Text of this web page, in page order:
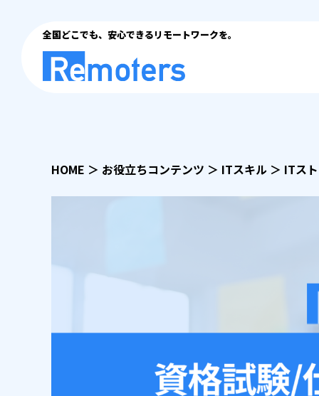
全国どこでも、安心できるリモートワークを。
HOME ＞ お役立ちコンテンツ ＞ ITスキル ＞ ITス